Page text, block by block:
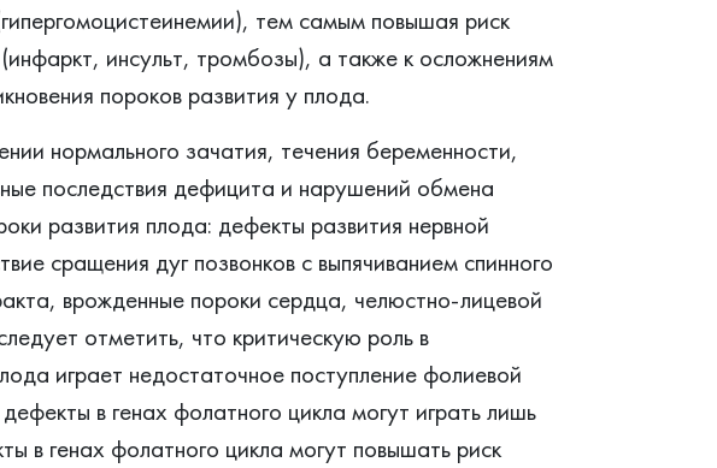
тем самым повышая риск
инсульт, тромбозы), а также к осложнениям
пороков развития у плода.
нормального зачатия, течения беременности,
последствия дефицита и нарушений обмена
развития плода: дефекты развития нервной
сращения дуг позвонков с выпячиванием спинного
врожденные пороки сердца, челюстно-лицевой
отметить, что критическую роль в
играет недостаточное поступление фолиевой
в генах фолатного цикла могут играть лишь
в генах фолатного цикла могут повышать риск